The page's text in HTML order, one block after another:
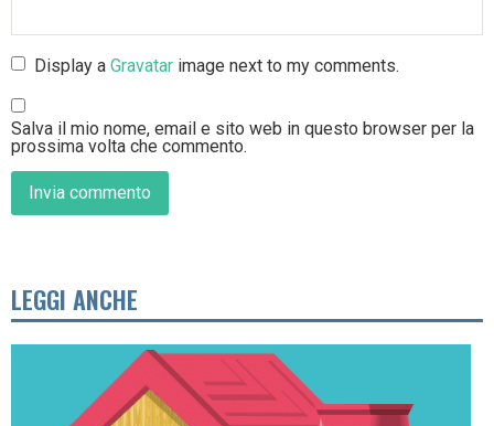
Display aGravatar image next to my comments.
Salva il mio nome, email e sito web in questo browser per la
prossima volta che commento.
LEGGI ANCHE